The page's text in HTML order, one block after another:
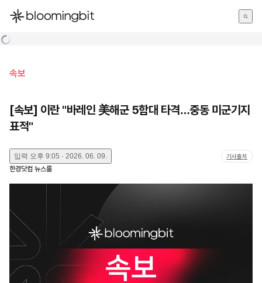
한국어
속보
[속보] 이란 "바레인 美해군 5함대 타격…중동 미군기지
표적"
입력 오후 9:05 · 2026. 06. 09. 기사출처
한경닷컴 뉴스룸